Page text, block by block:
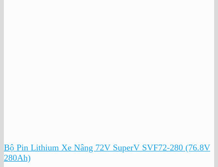
Bộ Pin Lithium Xe Nâng 72V SuperV SVF72-280 (76.8V
280Ah)